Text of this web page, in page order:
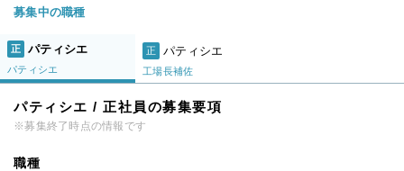
募集中の職種
正 パティシエ
パティシエ
正 パティシエ
工場長補佐
パティシエ / 正社員の募集要項
※募集終了時点の情報です
職種